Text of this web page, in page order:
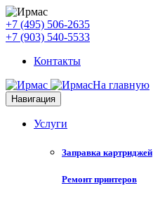
+7 (495) 506-2635
+7 (903) 540-5533
Контакты
На главную
Навигация
Услуги
Заправка картриджей
Ремонт принтеров